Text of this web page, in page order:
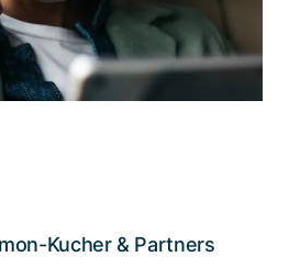
und Umsetzungen
Lesen Sie die Story
Kucher & Partners